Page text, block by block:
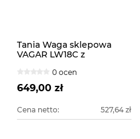
Tania Waga sklepowa
VAGAR LW18C z
0 ocen
649,00 zł
Cena netto: 527,64 zł